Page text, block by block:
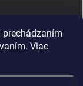
prechádzaním
Viac